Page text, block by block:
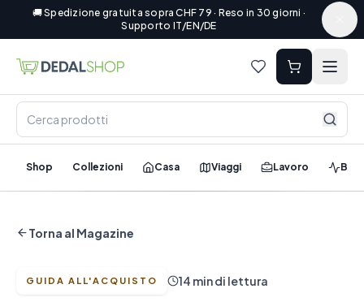
🚚 Spedizione gratuita sopra CHF 79 · Reso in 30 giorni ·
Supporto IT/EN/DE
Shop Collezioni Casa Viaggi Lavoro
Torna al Magazine
GUIDA ALL'ACQUISTO 14 min di lettura